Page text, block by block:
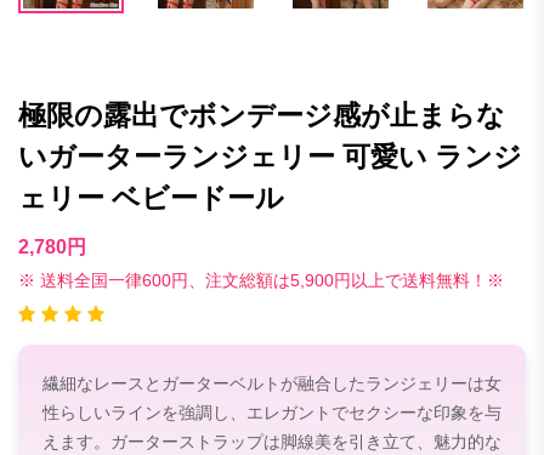
極限の露出でボンデージ感が止まらな
いガーターランジェリー 可愛い ランジ
ェリー ベビードール
2,780円
※ 送料全国一律600円、注文総額は5,900円以上で送料無料！※
繊細なレースとガーターベルトが融合したランジェリーは女
性らしいラインを強調し、エレガントでセクシーな印象を与
えます。ガーターストラップは脚線美を引き立て、魅力的な